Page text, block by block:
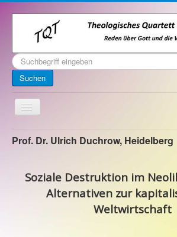
Suchen
...
Suchen
Toggle
Navigation
Startseite
Kontakt
Veranstaltungen
Prof. Dr. Ulrich Duchrow, Heidelberg
Soziale Destruktion im
Alternativen zur
Weltwirtschaft